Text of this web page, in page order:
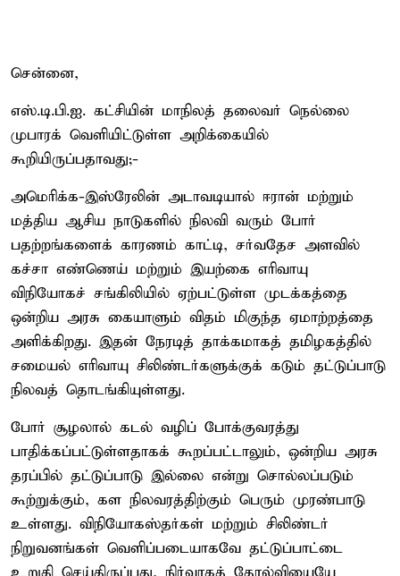
சென்னை,
எஸ்.டி.பி.ஐ. கட்சியின் மாநிலத் தலைவர் நெல்லை
முபாரக் வெளியிட்டுள்ள அறிக்கையில்
கூறியிருப்பதாவது;-
அமெரிக்க-இஸ்ரேலின் அடாவடியால் ஈரான் மற்றும்
மத்திய ஆசிய நாடுகளில் நிலவி வரும் போர்
பதற்றங்களைக் காரணம் காட்டி, சர்வதேச அளவில்
கச்சா எண்ணெய் மற்றும் இயற்கை எரிவாயு
விநியோகச் சங்கிலியில் ஏற்பட்டுள்ள முடக்கத்தை
ஒன்றிய அரசு கையாளும் விதம் மிகுந்த ஏமாற்றத்தை
அளிக்கிறது. இதன் நேரடித் தாக்கமாகத் தமிழகத்தில்
சமையல் எரிவாயு சிலிண்டர்களுக்குக் கடும் தட்டுப்பாடு
நிலவத் தொடங்கியுள்ளது.
போர் சூழலால் கடல் வழிப் போக்குவரத்து
பாதிக்கப்பட்டுள்ளதாகக் கூறப்பட்டாலும், ஒன்றிய அரசு
தரப்பில் தட்டுப்பாடு இல்லை என்று சொல்லப்படும்
கூற்றுக்கும், கள நிலவரத்திற்கும் பெரும் முரண்பாடு
உள்ளது. விநியோகஸ்தர்கள் மற்றும் சிலிண்டர்
நிறுவனங்கள் வெளிப்படையாகவே தட்டுப்பாட்டை